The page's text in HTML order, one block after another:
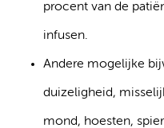
procent van de
infusen.
Andere mogelijke
duizeligheid,
mond, hoesten,